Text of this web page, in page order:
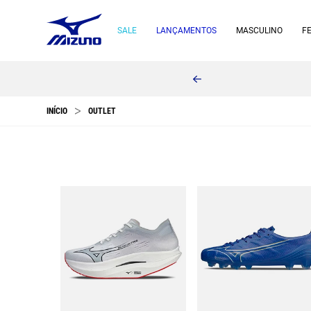
SALE LANÇAMENTOS MASCULINO
OUTLET